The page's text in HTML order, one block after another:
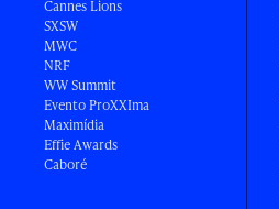
Cannes Lions
SXSW
MWC
NRF
WW Summit
Evento ProXXIma
Maximídia
Effie Awards
Caboré